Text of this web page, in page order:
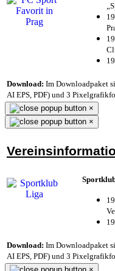
Download: Im Downloadpaket
AI EPS, PDF) und 3
×
×
Download: Im Downloadpaket
AI EPS, PDF) und 3